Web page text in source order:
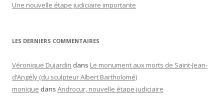
Une nouvelle étape judiciaire importante
LES DERNIERS COMMENTAIRES
Véronique Dujardin dans Le monument aux morts de Saint-Jean-
d’Angély (du sculpteur Albert Bartholomé)
monique dans Androcur, nouvelle étape judiciaire